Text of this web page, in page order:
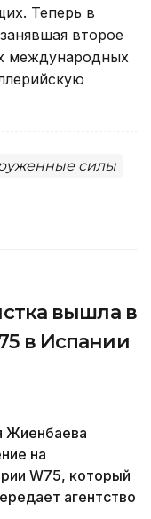
Теперь в
второе
международных
силы
вышла в
в Испании
Жиенбаева
на
W75, который
агентство